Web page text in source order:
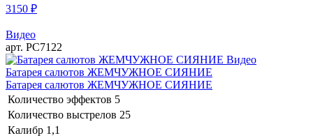
3150 ₽
Видео
арт. РС7122
Видео
Батарея салютов ЖЕМЧУЖНОЕ СИЯНИЕ
Батарея салютов ЖЕМЧУЖНОЕ СИЯНИЕ
Количество эффектов 5
Количество выстрелов 25
Калибр 1,1